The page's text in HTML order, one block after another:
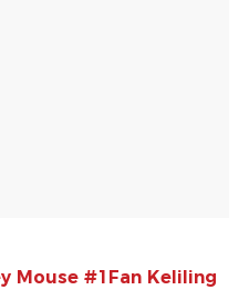
Mouse #1Fan Keliling